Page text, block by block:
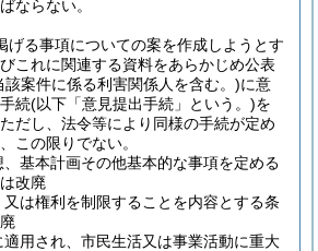
ならない。
げる事項についての案を作成しようとす
これに関連する資料をあらかじめ公表
該案件に係る利害関係人を含む。)に意
続(以下「意見提出手続」という。)を
ただし、法令等により同様の手続が定め
この限りでない。
基本計画その他基本的な事項を定める
改廃
は権利を制限することを内容とする条
適用され、市民生活又は事業活動に重大